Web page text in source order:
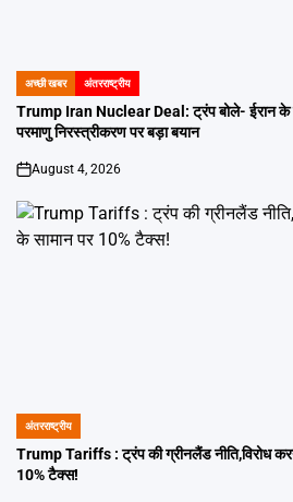
POSTED
IN
अच्छी खबर अंतरराष्ट्रीय
Trump Iran Nuclear Deal: ट्रंप बोले- ईरान के
परमाणु निरस्त्रीकरण पर बड़ा बयान
on
August 4, 2026
POSTED
IN
अंतरराष्ट्रीय
Trump Tariffs : ट्रंप की ग्रीनलैंड नीति,विरोध
10% टैक्स!